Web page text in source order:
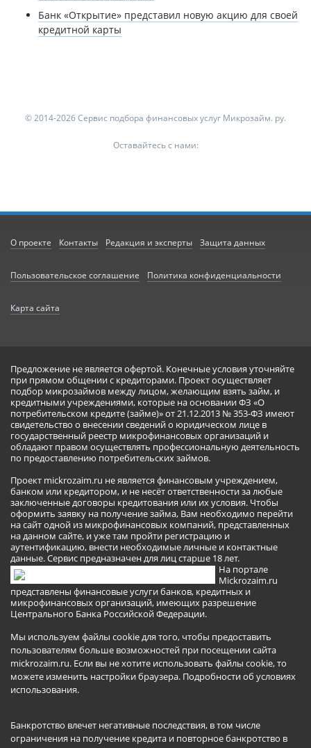
Банк «Открытие» представил новую акцию для своей
кредитной карты
© 2014-2026 Сервис подбора финансовых услуг Микрозайм. ру.
Оставайтесь с нами:
О проекте Контакты Редакция и эксперты Защита данных
Пользовательское соглашение Политика конфиденциальности
Карта сайта
Предложение не является офертой. Конечные условия уточняйте
при прямом общении с кредиторами. Проект осуществляет
подбор микрозаймов между лицом, желающим взять займ, и
кредитными учреждениями, которые на основании ФЗ «О
потребительском кредите (займе)» от 21.12.2013 № 353-ФЗ имеют
свидетельство о внесении сведений о юридическом лице в
государственный реестр микрофинансовых организаций и
обладают правом осуществлять профессиональную деятельность
по предоставлению потребительских займов.
Проект mickrozaim.ru не является финансовым учреждением,
банком или кредитором, и не несёт ответственности за любые
заключенные договоры кредитования или их условия. Чтобы
оформить заявку на получение займа, Вам необходимо перейти
на сайт одной из микрофинансовых компаний, представленных
на данном сайте, и уже там пройти регистрацию и
аутентификацию, внести необходимые личные и контактные
данные. Сервис предназначен для лиц старше 18 лет.
На портале
Mickrozaim.ru
представлены финансовые услуги банков, кредитных и
микрофинансовых организаций, имеющих разрешение
Центрального Банка Российской Федерации.
Мы используем файлы cookie для того, чтобы предоставить
пользователям больше возможностей при посещении сайта
mickrozaim.ru. Если вы не хотите использовать файлы cookie, то
можете изменить настройки браузера. Подробности об условиях
использования.
Банкротство влечет негативные последствия, в том числе
ограничения на получение кредита и повторное банкротство в